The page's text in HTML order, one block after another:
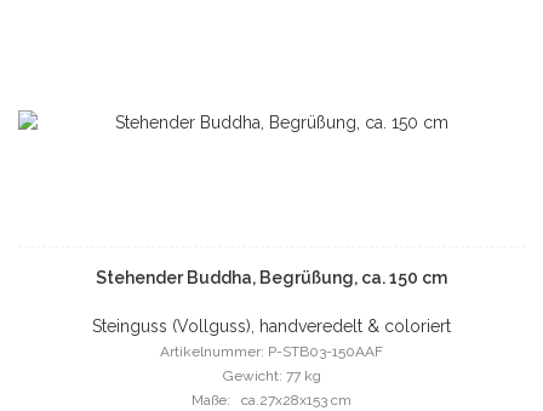
Stehender Buddha, Begrüßung, ca. 150 cm
Steinguss (Vollguss), handveredelt & coloriert
Artikelnummer: P-STB03-150AAF
Gewicht: 77 kg
Maße: ca.27x28x153 cm